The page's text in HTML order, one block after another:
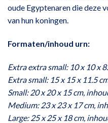
oude Egyptenaren die deze
van hun koningen.
Formaten/inhoud urn:
Extra extra small: 10 x 10 x
Extra small: 15 x 15 x 11.5
Small: 20 x 20 x 15 cm,
Medium: 23 x 23 x 17 cm,
Large: 25 x 25 x 18 cm,